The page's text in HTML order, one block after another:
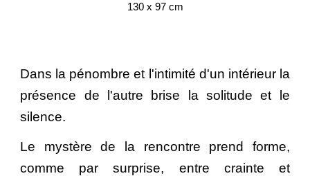
130 x 97 cm
Dans la pénombre et l'intimité d'un intérieur la
présence de l'autre brise la solitude et
le
silence.
Le mystère de la rencontre prend forme,
comme par surprise, entre crainte et